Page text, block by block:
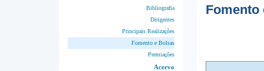
Bibliografia
Dirigentes
Principais Realizações
Fomento e Bolsas
Premiações
Acervo
Fomento